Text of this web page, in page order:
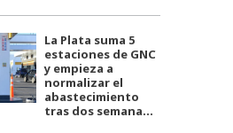
La Plata suma 5
estaciones de GNC
y empieza a
normalizar el
abastecimiento
tras dos semana...